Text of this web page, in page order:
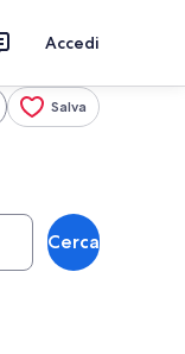
Accedi
Salva
Cerca